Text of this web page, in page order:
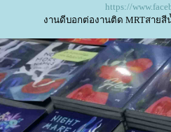
https://
งานดีบอกต่องานติด MRTสายสี